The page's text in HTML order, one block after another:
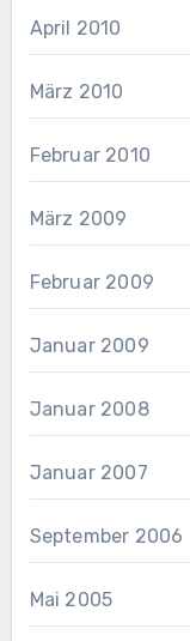
April 2010
März 2010
Februar 2010
März 2009
Februar 2009
Januar 2009
Januar 2008
Januar 2007
September 2006
Mai 2005